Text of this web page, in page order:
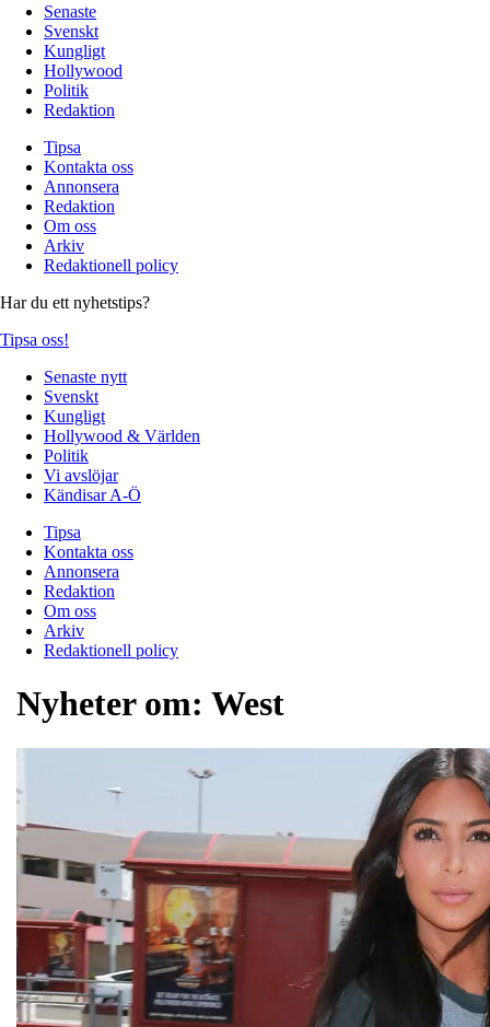
Senaste
Svenskt
Kungligt
Hollywood
Politik
Redaktion
Tipsa
Kontakta oss
Annonsera
Redaktion
Om oss
Arkiv
Redaktionell policy
Har du ett nyhetstips?
Tipsa oss!
Senaste nytt
Svenskt
Kungligt
Hollywood & Världen
Politik
Vi avslöjar
Kändisar A-Ö
Tipsa
Kontakta oss
Annonsera
Redaktion
Om oss
Arkiv
Redaktionell policy
Nyheter om: West